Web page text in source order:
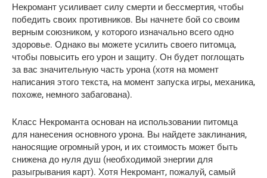
Некромант усиливает силу смерти и бессмертия, чтобы
победить своих противников. Вы начнете бой со своим
верным союзником, у которого изначально всего одно
здоровье. Однако вы можете усилить своего питомца,
чтобы повысить его урон и защиту. Он будет поглощать
за вас значительную часть урона (хотя на момент
написания этого текста, на момент запуска игры, механика,
похоже, немного забагована).
Класс Некроманта основан на использовании питомца
для нанесения основного урона. Вы найдете заклинания,
наносящие огромный урон, и их стоимость может быть
снижена до нуля душ (необходимой энергии для
разыгрывания карт). Хотя Некромант, пожалуй, самый